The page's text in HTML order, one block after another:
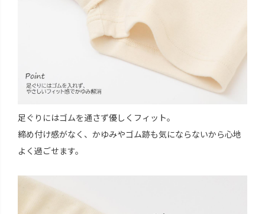
足ぐりにはゴムを通さず優しくフィット。
締め付け感がなく、かゆみやゴム跡も気にならないから心地
よく過ごせます。